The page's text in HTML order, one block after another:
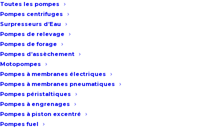
Toutes les pompes
Pompes centrifuges
Surpresseurs d’Eau
Pompes de relevage
Pompes de forage
Pompes d’assèchement
Motopompes
Pompes à membranes électriques
Pompes à membranes pneumatiques
Pompes péristaltiques
Pompes à engrenages
Pompes à piston excentré
Pompes fuel
Fourniture d’une pompe pneumatique GRACO sur chariot
pour notre client EDF
FOURNITURE D'UNE
POMPE PNEUMATIQUE
GRACO SUR CHARIOT
POUR NOTRE CLIENT